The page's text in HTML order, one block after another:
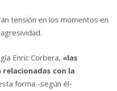
tensión en los momentos en
Enric Corbera, «las
con la
forma -según él-